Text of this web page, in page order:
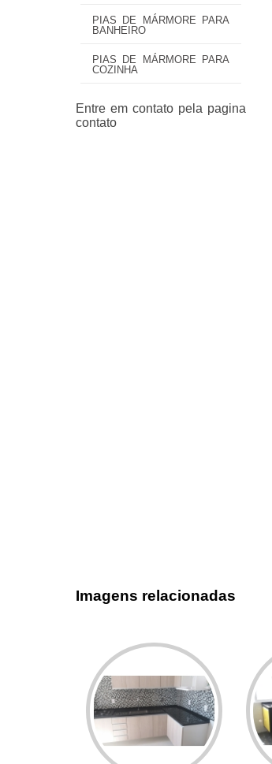
PIAS DE MÁRMORE PARA
BANHEIRO
PIAS DE MÁRMORE PARA
COZINHA
Imagens relacionadas